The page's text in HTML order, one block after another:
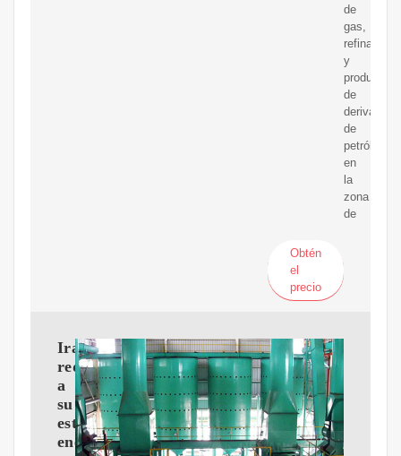
de
gas,
y
producción
de
derivados
de
petróleo
en
la
zona
de
Obtén
el
precio
Irak
redise?
a
su
estrategia
energética